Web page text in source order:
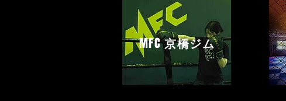
MFC京橋ジム